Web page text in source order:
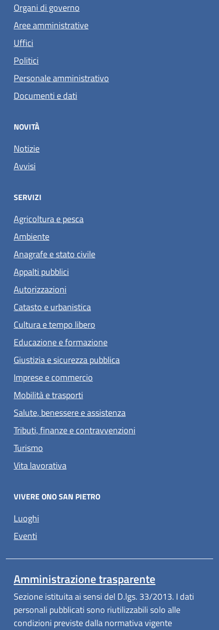
Organi di governo
Aree amministrative
Uffici
Politici
Personale amministrativo
Documenti e dati
NOVITÀ
Notizie
Avvisi
SERVIZI
Agricoltura e pesca
Ambiente
Anagrafe e stato civile
Appalti pubblici
Autorizzazioni
Catasto e urbanistica
Cultura e tempo libero
Educazione e formazione
Giustizia e sicurezza pubblica
Imprese e commercio
Mobilità e trasporti
Salute, benessere e assistenza
Tributi, finanze e contravvenzioni
Turismo
Vita lavorativa
VIVERE ONO SAN PIETRO
Luoghi
Eventi
Amministrazione trasparente
Sezione istituita ai sensi del D.lgs. 33/2013. I dati
personali pubblicati sono riutilizzabili solo alle
condizioni previste dalla normativa vigente